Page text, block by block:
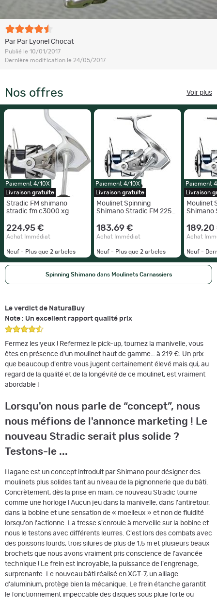
Par Par Lyonel Chocat
Publié le 10/01/2017
Dernière modification le 24/05/2017
Nos offres Voir plus
Paiement 4/10X
Livraison gratuite
Stradic FM shimano
stradic fm c3000 xg
224,95 €
Achat Immédiat
Neuf - Plus que 2 articles
Paiement 4/10X
Livraison gratuite
Moulinet Spinning
Shimano Stradic FM 225g
183,69 €
Achat Immédiat
Neuf - Plus que 2 articles
Paiement
Livraison
Moulinet
Shimano
189,20
Achat
Neuf -
Spinning Shimanodans Moulinets Carnassiers
Le verdict de NaturaBuy
Note : Un excellent rapport qualité prix
Fermez les yeux ! Refermez le pick-up, tournez la manivelle, vous
êtes en présence d'un moulinet haut de gamme… à 219 €. Un prix
que beaucoup d'entre vous jugent certainement élevé mais qui, au
regard de la qualité et de la longévité de ce moulinet, est vraiment
abordable !
Lorsqu'on nous parle de “concept”, nous
nous méfions de l'annonce marketing ! Le
nouveau Stradic serait plus solide ?
Testons-le ...
Hagane est un concept introduit par Shimano pour désigner des
moulinets plus solides tant au niveau de la pignonnerie que du bâti.
Concrètement, dès la prise en main, ce nouveau Stradic tourne
comme une horloge ! Aucun jeu dans la manivelle, dans l'antiretour,
dans la bobine et une sensation de « moelleux » et non de fluidité
lorsqu'on l'actionne. La tresse s'enroule à merveille sur la bobine et
nous le testons avec différents leurres. C'est lors des combats avec
des poissons lourds, trois silures de plus de 1,5 m et plusieurs beaux
brochets que nous avons vraiment pris conscience de l'avancée
technique ! Le frein est incroyable, la puissance de l'engrenage,
surprenante. Le nouveau bâti réalisé en XGT-7, un alliage
d'aluminium, protège bien la mécanique. Le frein étanche garantit
le fonctionnement impeccable des disques sous pluie forte ou